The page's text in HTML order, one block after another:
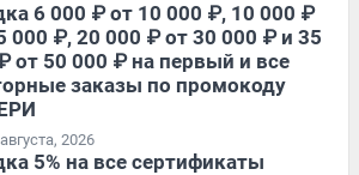
6 000 ₽ от 10 000 ₽, 10 000 ₽
000 ₽, 20 000 ₽ от 30 000 ₽ и 35
от 50 000 ₽ на первый и все
заказы по промокоду
2026
5% на все сертификаты